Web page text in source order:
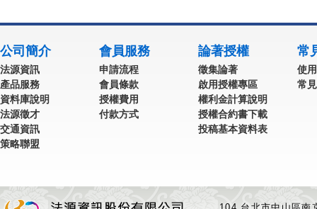
公司簡介
法源資訊
產品服務
資料庫說明
法源徵才
交通資訊
策略聯盟
會員服務
申請流程
會員條款
授權費用
付款方式
論著授權
徵集論著
啟用授權專區
權利金計算說明
授權合約書下載
投稿基本資料表
常
使
常